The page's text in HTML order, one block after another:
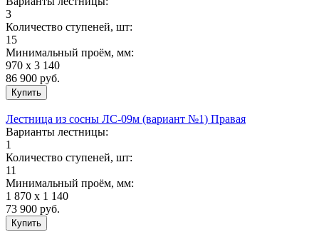
3
Количество ступеней, шт:
15
Минимальный проём, мм:
970 х 3 140
86 900 руб.
Лестница из сосны ЛС-09м (вариант №1) Правая
Варианты лестницы:
1
Количество ступеней, шт:
11
Минимальный проём, мм:
1 870 х 1 140
73 900 руб.